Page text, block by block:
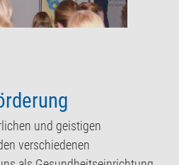
und geistigen
verschiedenen